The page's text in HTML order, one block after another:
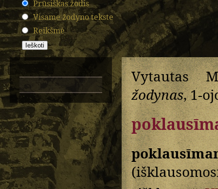
Prūsiškas žodis
Visame žodyno tekste
Reikšmė
Vytautas
žodynas, 1-